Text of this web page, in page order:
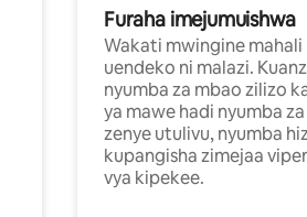
Furaha imejumuishwa
Wakati mwingine mahali
uendeko ni malazi.
nyumba za mbao zilizo
ya mawe hadi nyumba
zenye utulivu, nyumba
kupangisha zimejaa
vya kipekee.